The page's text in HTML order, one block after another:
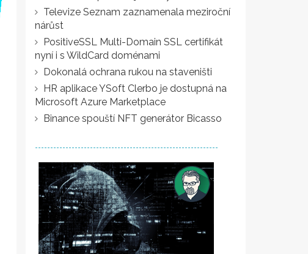
Televize Seznam zaznamenala meziroční
nárůst
PositiveSSL Multi-Domain SSL certifikát
nyní i s WildCard doménami
Dokonalá ochrana rukou na staveništi
HR aplikace YSoft Clerbo je dostupná na
Microsoft Azure Marketplace
Binance spouští NFT generátor Bicasso